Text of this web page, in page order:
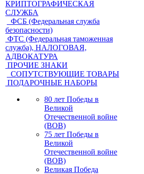
КРИПТОГРАФИЧЕСКАЯ
СЛУЖБА
ФСБ (Федеральная служба
безопасности)
ФТС (Федеральная таможенная
служба), НАЛОГОВАЯ,
АДВОКАТУРА
ПРОЧИЕ ЗНАКИ
СОПУТСТВУЮЩИЕ ТОВАРЫ
ПОДАРОЧНЫЕ НАБОРЫ
80 лет Победы в
Великой
Отечественной войне
(ВОВ)
75 лет Победы в
Великой
Отечественной войне
(ВОВ)
Великая Победа